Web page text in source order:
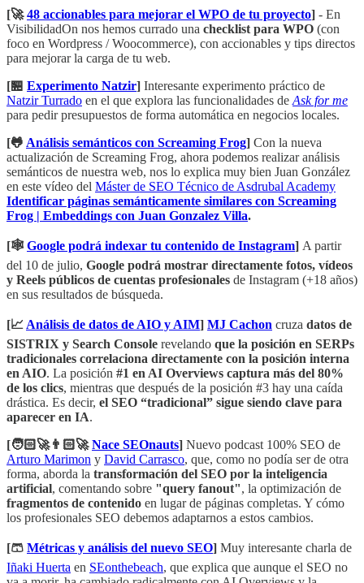
[🚀48 accionables para mejorar el WPO de tu proyecto] - En
VisibilidadOn nos hemos currado una checklist para WPO (con
foco en Wordpress / Woocommerce), con accionables y tips directos
para mejorar la carga de tu web.
[🏪 Experimento Natzir] Interesante experimento práctico de
Natzir Turrado en el que explora las funcionalidades de Ask for me
para pedir presupuestos de forma automática en negocios locales.
[🐸 Análisis semánticos con Screaming Frog] Con la nueva
actualización de Screaming Frog, ahora podemos realizar análisis
semánticos de nuestra web, nos lo explica muy bien Juan González
en este vídeo del Máster de SEO Técnico de Asdrubal Academy
Identificar páginas semánticamente similares con Screaming
Frog | Embeddings con Juan Gonzalez Villa.
[🕸️ Google podrá indexar tu contenido de Instagram] A partir
del 10 de julio, Google podrá mostrar directamente fotos, vídeos
y Reels públicos de cuentas profesionales de Instagram (+18 años)
en sus resultados de búsqueda.
[📈 Análisis de datos de AIO y AIM] MJ Cachon cruza datos de
SISTRIX y Search Console revelando que la posición en SERPs
tradicionales correlaciona directamente con la posición interna
en AIO. La posición #1 en AI Overviews captura más del 80%
de los clics, mientras que después de la posición #3 hay una caída
drástica. Es decir, el SEO “tradicional” sigue siendo clave para
aparecer en IA.
[🧑🏻‍🚀👨🏻‍🚀Nace SEOnauts] Nuevo podcast 100% SEO de
Arturo Marimon y David Carrasco, que, como no podía ser de otra
forma, aborda la transformación del SEO por la inteligencia
artificial, comentando sobre "query fanout", la optimización de
fragmentos de contenido en lugar de páginas completas. Y cómo
los profesionales SEO debemos adaptarnos a estos cambios.
[🩳 Métricas y análisis del nuevo SEO] Muy interesante charla de
Iñaki Huerta en SEonthebeach, que explica que aunque el SEO no